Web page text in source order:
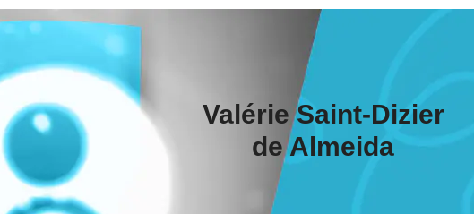
Valérie Saint-Dizier
de Almeida